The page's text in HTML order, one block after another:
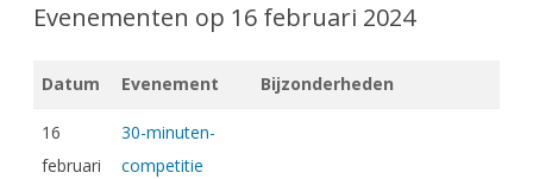
de
Evenementen op 16 februari 2024
Datum Evenement Bijzonderheden
16
februari
30-minuten-
competitie